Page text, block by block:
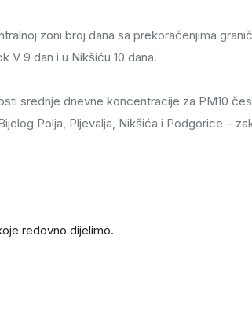
zoni broj dana sa prekoračenjima
V 9 dan i u Nikšiću 10 dana.
srednje dnevne koncentracije za PM10
Polja, Pljevalja, Nikšića i Podgorice –
redovno dijelimo.